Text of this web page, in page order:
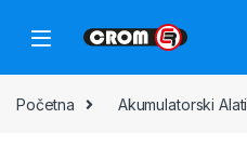
Početna Akumulatorski Alati